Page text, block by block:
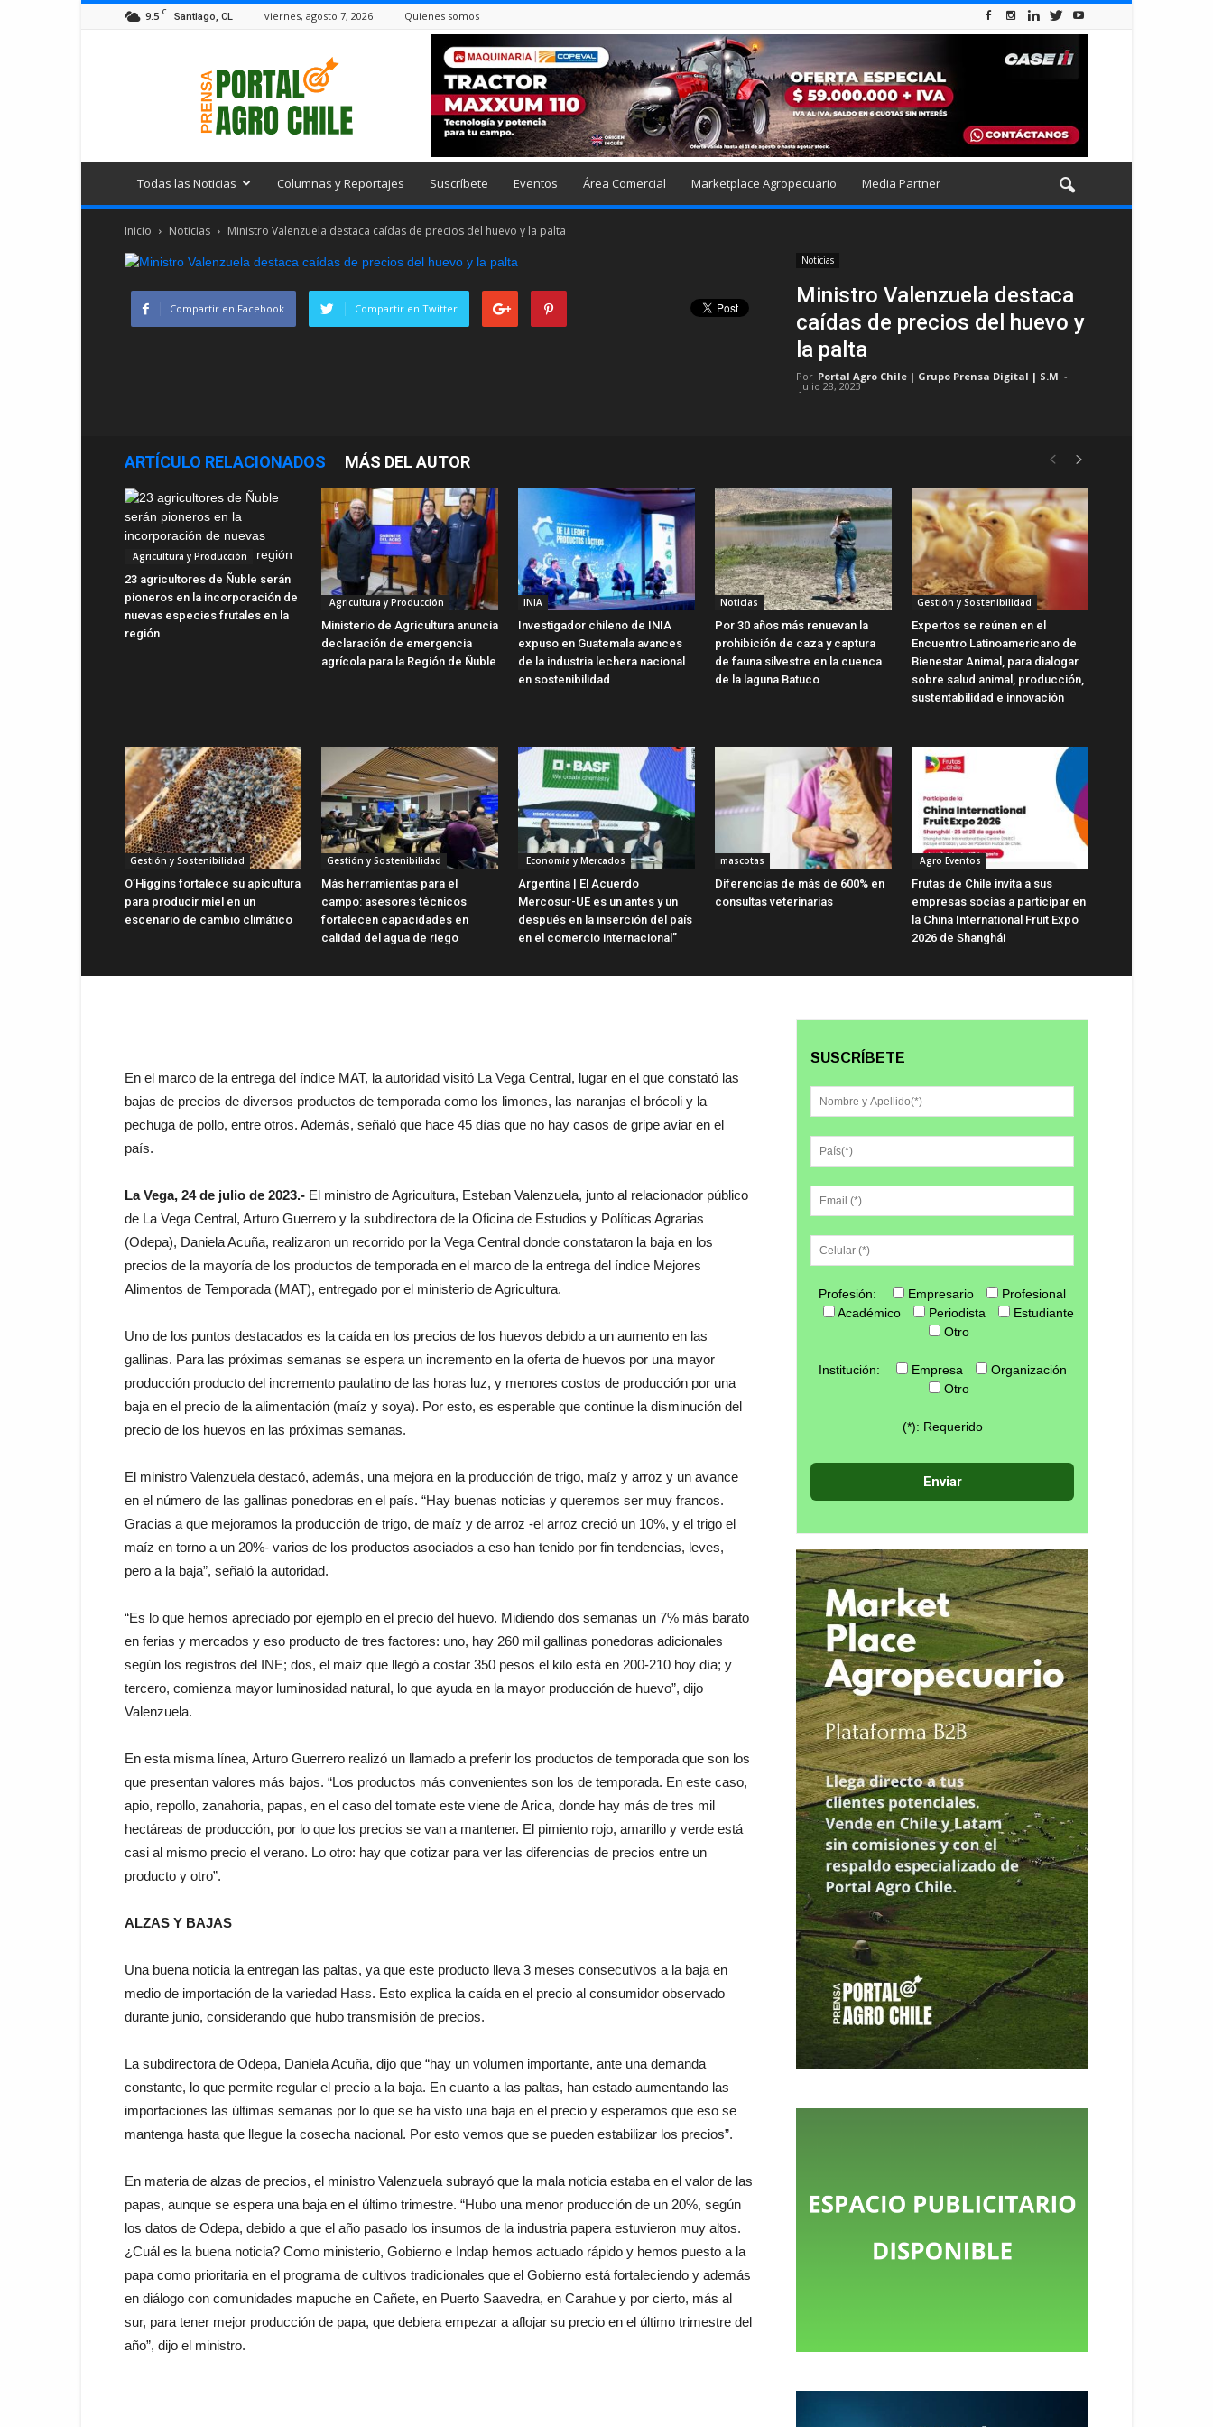
9.5 C Santiago, CL viernes, agosto 7, 2026 Quienes somos
Todas las Noticias Columnas y Reportajes Suscríbete Eventos Área Comercial Marketplace Agropecuario Media Partner
Inicio Noticias Ministro Valenzuela destaca caídas de precios del huevo y la palta
Noticias
Ministro Valenzuela destaca
caídas de precios del huevo y
la palta
Por Portal Agro Chile | Grupo Prensa Digital | S.M -
julio 28, 2023
Compartir en Facebook Compartir en Twitter
ARTÍCULO RELACIONADOS MÁS DEL AUTOR
Agricultura y Producción
23 agricultores de Ñuble serán
pioneros en la incorporación de
nuevas especies frutales en la
región
Agricultura y Producción
Ministerio de Agricultura anuncia
declaración de emergencia
agrícola para la Región de Ñuble
INIA
Investigador chileno de INIA
expuso en Guatemala avances
de la industria lechera nacional
en sostenibilidad
Noticias
Por 30 años más renuevan la
prohibición de caza y captura
de fauna silvestre en la cuenca
de la laguna Batuco
Gestión y Sostenibilidad
Expertos se reúnen en el
Encuentro Latinoamericano de
Bienestar Animal, para dialogar
sobre salud animal, producción,
sustentabilidad e innovación
Gestión y Sostenibilidad
O’Higgins fortalece su apicultura
para producir miel en un
escenario de cambio climático
Gestión y Sostenibilidad
Más herramientas para el
campo: asesores técnicos
fortalecen capacidades en
calidad del agua de riego
Economía y Mercados
Argentina | El Acuerdo
Mercosur-UE es un antes y un
después en la inserción del país
en el comercio internacional”
mascotas
Diferencias de más de 600% en
consultas veterinarias
Agro Eventos
Frutas de Chile invita a sus
empresas socias a participar en
la China International Fruit Expo
2026 de Shanghái
En el marco de la entrega del índice MAT, la autoridad visitó La Vega Central, lugar en el que constató las
bajas de precios de diversos productos de temporada como los limones, las naranjas el brócoli y la
pechuga de pollo, entre otros. Además, señaló que hace 45 días que no hay casos de gripe aviar en el
país.
La Vega, 24 de julio de 2023.- El ministro de Agricultura, Esteban Valenzuela, junto al relacionador público
de La Vega Central, Arturo Guerrero y la subdirectora de la Oficina de Estudios y Políticas Agrarias
(Odepa), Daniela Acuña, realizaron un recorrido por la Vega Central donde constataron la baja en los
precios de la mayoría de los productos de temporada en el marco de la entrega del índice Mejores
Alimentos de Temporada (MAT), entregado por el ministerio de Agricultura.
Uno de los puntos destacados es la caída en los precios de los huevos debido a un aumento en las
gallinas. Para las próximas semanas se espera un incremento en la oferta de huevos por una mayor
producción producto del incremento paulatino de las horas luz, y menores costos de producción por una
baja en el precio de la alimentación (maíz y soya). Por esto, es esperable que continue la disminución del
precio de los huevos en las próximas semanas.
El ministro Valenzuela destacó, además, una mejora en la producción de trigo, maíz y arroz y un avance
en el número de las gallinas ponedoras en el país. “Hay buenas noticias y queremos ser muy francos.
Gracias a que mejoramos la producción de trigo, de maíz y de arroz -el arroz creció un 10%, y el trigo el
maíz en torno a un 20%- varios de los productos asociados a eso han tenido por fin tendencias, leves,
pero a la baja”, señaló la autoridad.
“Es lo que hemos apreciado por ejemplo en el precio del huevo. Midiendo dos semanas un 7% más barato
en ferias y mercados y eso producto de tres factores: uno, hay 260 mil gallinas ponedoras adicionales
según los registros del INE; dos, el maíz que llegó a costar 350 pesos el kilo está en 200-210 hoy día; y
tercero, comienza mayor luminosidad natural, lo que ayuda en la mayor producción de huevo”, dijo
Valenzuela.
En esta misma línea, Arturo Guerrero realizó un llamado a preferir los productos de temporada que son los
que presentan valores más bajos. “Los productos más convenientes son los de temporada. En este caso,
apio, repollo, zanahoria, papas, en el caso del tomate este viene de Arica, donde hay más de tres mil
hectáreas de producción, por lo que los precios se van a mantener. El pimiento rojo, amarillo y verde está
casi al mismo precio el verano. Lo otro: hay que cotizar para ver las diferencias de precios entre un
producto y otro”.
ALZAS Y BAJAS
Una buena noticia la entregan las paltas, ya que este producto lleva 3 meses consecutivos a la baja en
medio de importación de la variedad Hass. Esto explica la caída en el precio al consumidor observado
durante junio, considerando que hubo transmisión de precios.
La subdirectora de Odepa, Daniela Acuña, dijo que “hay un volumen importante, ante una demanda
constante, lo que permite regular el precio a la baja. En cuanto a las paltas, han estado aumentando las
importaciones las últimas semanas por lo que se ha visto una baja en el precio y esperamos que eso se
mantenga hasta que llegue la cosecha nacional. Por esto vemos que se pueden estabilizar los precios”.
En materia de alzas de precios, el ministro Valenzuela subrayó que la mala noticia estaba en el valor de las
papas, aunque se espera una baja en el último trimestre. “Hubo una menor producción de un 20%, según
los datos de Odepa, debido a que el año pasado los insumos de la industria papera estuvieron muy altos.
¿Cuál es la buena noticia? Como ministerio, Gobierno e Indap hemos actuado rápido y hemos puesto a la
papa como prioritaria en el programa de cultivos tradicionales que el Gobierno está fortaleciendo y además
en diálogo con comunidades mapuche en Cañete, en Puerto Saavedra, en Carahue y por cierto, más al
sur, para tener mejor producción de papa, que debiera empezar a aflojar su precio en el último trimestre del
año”, dijo el ministro.
SUSCRÍBETE
Profesión: Empresario
Profesional
Académico
Periodista
Estudiante
Otro
Institución: Empresa
Organización
Otro
(*): Requerido